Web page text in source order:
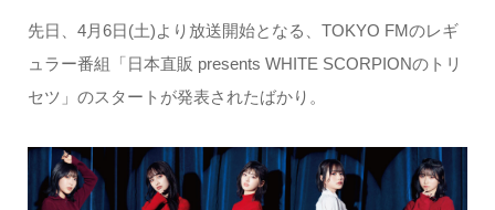
先日、4月6日(土)より放送開始となる、TOKYO FMのレギ
ュラー番組「日本直販 presents WHITE SCORPIONのトリ
セツ」のスタートが発表されたばかり。